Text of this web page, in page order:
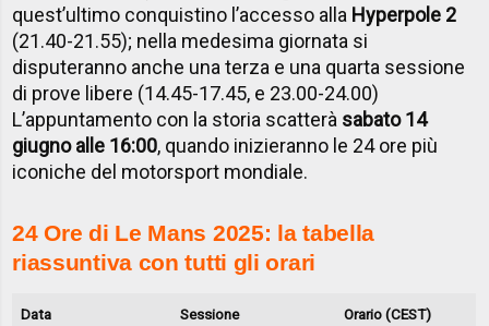
quest’ultimo conquistino l’accesso alla Hyperpole 2
(21.40-21.55); nella medesima giornata si
disputeranno anche una terza e una quarta sessione
di prove libere (14.45-17.45, e 23.00-24.00)
L’appuntamento con la storia scatterà sabato 14
giugno alle 16:00, quando inizieranno le 24 ore più
iconiche del motorsport mondiale.
24 Ore di Le Mans 2025: la tabella
riassuntiva con tutti gli orari
Data Sessione Orario (CEST)